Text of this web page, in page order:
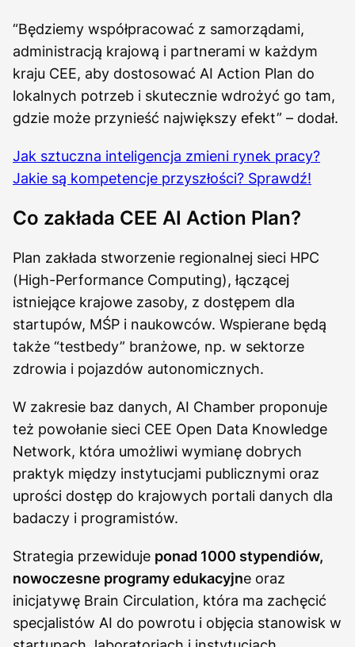
“Będziemy współpracować z samorządami,
administracją krajową i partnerami w każdym
kraju CEE, aby dostosować AI Action Plan do
lokalnych potrzeb i skutecznie wdrożyć go tam,
gdzie może przynieść największy efekt” – dodał.
Jak sztuczna inteligencja zmieni rynek pracy?
Jakie są kompetencje przyszłości? Sprawdź!
Co zakłada CEE AI Action Plan?
Plan zakłada stworzenie regionalnej sieci HPC
(High-Performance Computing), łączącej
istniejące krajowe zasoby, z dostępem dla
startupów, MŚP i naukowców. Wspierane będą
także “testbedy” branżowe, np. w sektorze
zdrowia i pojazdów autonomicznych.
W zakresie baz danych, AI Chamber proponuje
też powołanie sieci CEE Open Data Knowledge
Network, która umożliwi wymianę dobrych
praktyk między instytucjami publicznymi oraz
uprości dostęp do krajowych portali danych dla
badaczy i programistów.
Strategia przewiduje ponad 1000 stypendiów,
nowoczesne programy edukacyjne oraz
inicjatywę Brain Circulation, która ma zachęcić
specjalistów AI do powrotu i objęcia stanowisk w